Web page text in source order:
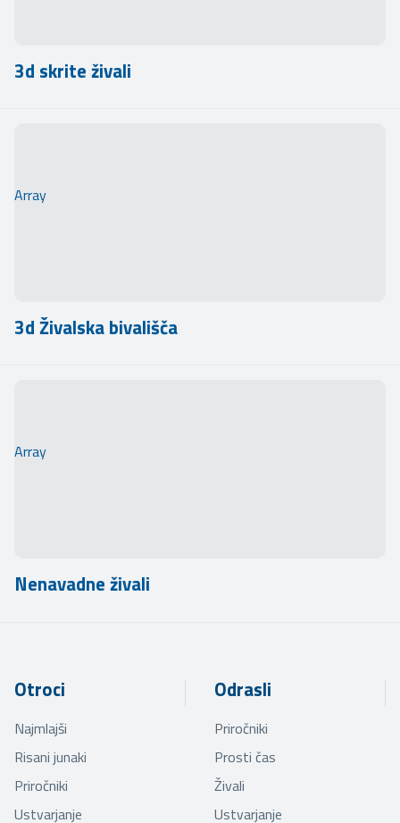
3d skrite živali
Array
3d Živalska bivališča
Array
Nenavadne živali
Otroci
Najmlajši
Risani junaki
Priročniki
Ustvarjanje
Odrasli
Priročniki
Prosti čas
Živali
Ustvarjanje